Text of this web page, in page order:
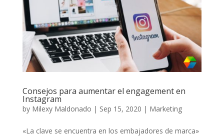
Consejos para aumentar el engagement en
Instagram
by Milexy Maldonado | Sep 15, 2020 | Marketing
«La clave se encuentra en los embajadores de marca»